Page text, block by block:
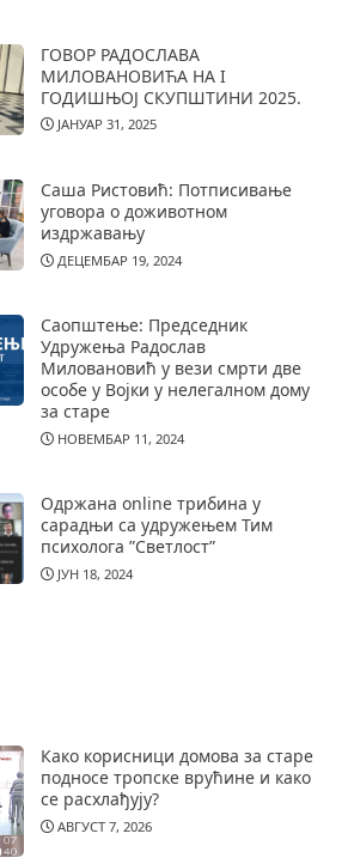
ГОВОР РАДОСЛАВА
МИЛОВАНОВИЋА НА I
ГОДИШЊОЈ СКУПШТИНИ 2025.
ЈАНУАР 31, 2025
Саша Ристовић: Потписивање
уговора о доживотном
издржавању
ДЕЦЕМБАР 19, 2024
Саопштење: Председник
Удружења Радослав
Миловановић у вези смрти две
особе у Војки у нелегалном дому
за старе
НОВЕМБАР 11, 2024
Одржана online трибина у
сарадњи са удружењем Тим
психолога ”Светлост”
ЈУН 18, 2024
Како корисници домова за старе
подносе тропске врућине и како
се расхлађују?
АВГУСТ 7, 2026